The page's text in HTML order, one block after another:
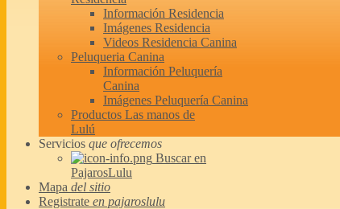
Información Residencia
Imágenes Residencia
Videos Residencia Canina
Peluqueria Canina
Información Peluquería
Canina
Imágenes Peluquería Canina
Productos Las manos de
Lulú
Servicios que ofrecemos
Buscar en
PajarosLulu
Mapa del sitio
Registrate en pajaroslulu